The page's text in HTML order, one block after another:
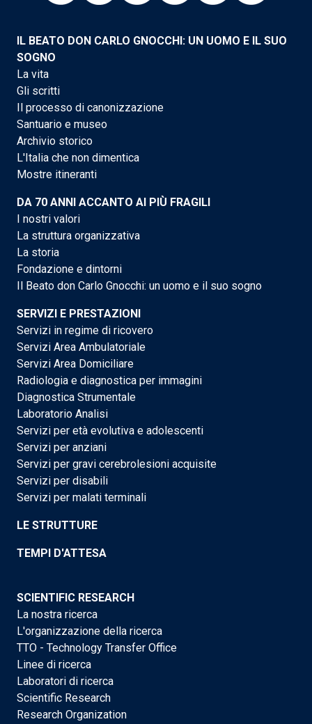
IL BEATO DON CARLO GNOCCHI: UN UOMO E IL SUO
SOGNO
La vita
Gli scritti
Il processo di canonizzazione
Santuario e museo
Archivio storico
L'Italia che non dimentica
Mostre itineranti
DA 70 ANNI ACCANTO AI PIÙ FRAGILI
I nostri valori
La struttura organizzativa
La storia
Fondazione e dintorni
Il Beato don Carlo Gnocchi: un uomo e il suo sogno
SERVIZI E PRESTAZIONI
Servizi in regime di ricovero
Servizi Area Ambulatoriale
Servizi Area Domiciliare
Radiologia e diagnostica per immagini
Diagnostica Strumentale
Laboratorio Analisi
Servizi per età evolutiva e adolescenti
Servizi per anziani
Servizi per gravi cerebrolesioni acquisite
Servizi per disabili
Servizi per malati terminali
LE STRUTTURE
TEMPI D'ATTESA
SCIENTIFIC RESEARCH
La nostra ricerca
L'organizzazione della ricerca
TTO - Technology Transfer Office
Linee di ricerca
Laboratori di ricerca
Scientific Research
Research Organization